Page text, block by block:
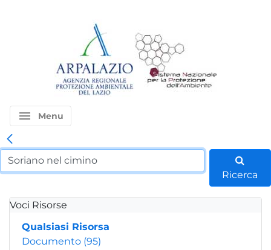
menu Menu
Ricerca
Voci Risorse
Qualsiasi Risorsa
Documento (95)